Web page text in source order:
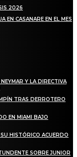
2026
EN CASANARE EN EL MES
Y LA DIRECTIVA
TRAS DERROTERO
EN MIAMI BAJO
HISTÓRICO ACUERDO
SOBRE JUNIOR